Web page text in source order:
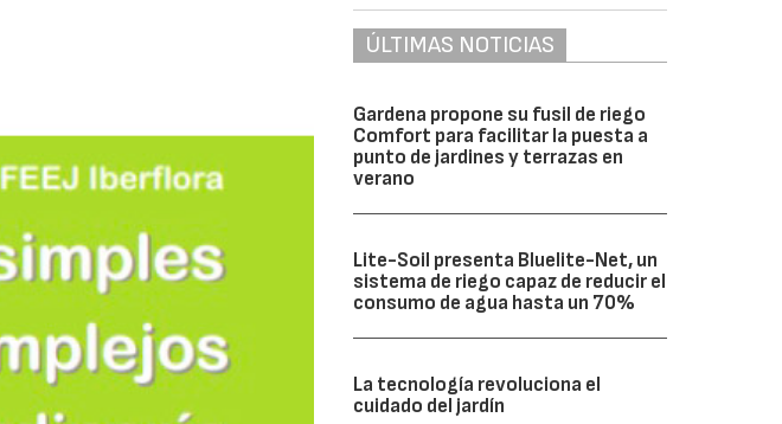
ÚLTIMAS NOTICIAS
Gardena propone su fusil de riego
Comfort para facilitar la puesta a
punto de jardines y terrazas en
verano
Lite-Soil presenta Bluelite-Net, un
sistema de riego capaz de reducir el
consumo de agua hasta un 70%
La tecnología revoluciona el
cuidado del jardín